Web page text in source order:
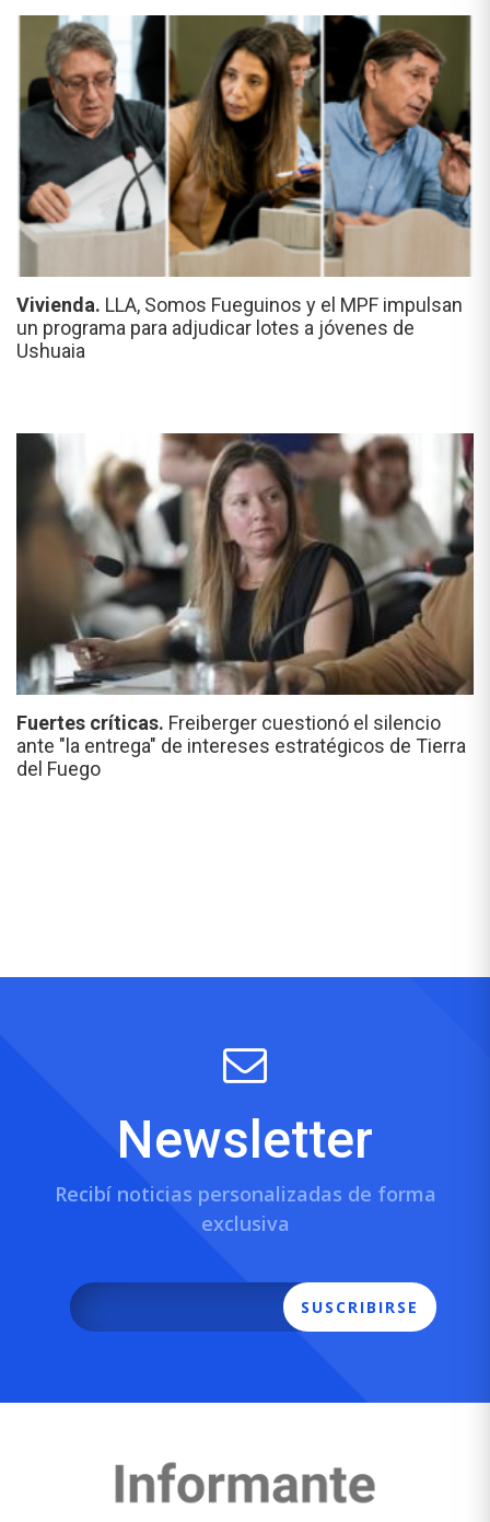
Vivienda. LLA, Somos Fueguinos y el MPF impulsan
un programa para adjudicar lotes a jóvenes de
Ushuaia
Fuertes críticas. Freiberger cuestionó el silencio
ante "la entrega" de intereses estratégicos de Tierra
del Fuego
Newsletter
Recibí noticias personalizadas de forma
exclusiva
SUSCRIBIRSE